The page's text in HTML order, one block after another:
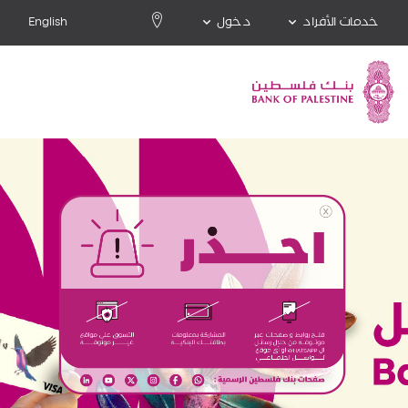
خدمات الأفراد دخول English